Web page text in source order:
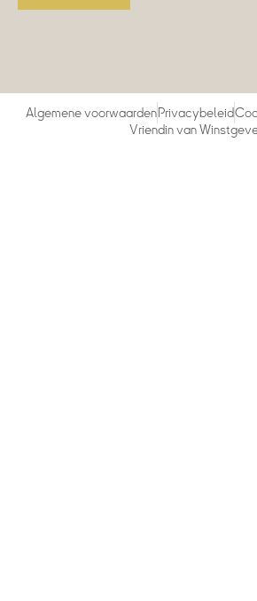
Algemene voorwaardenPrivacybeleid
Vriendin van